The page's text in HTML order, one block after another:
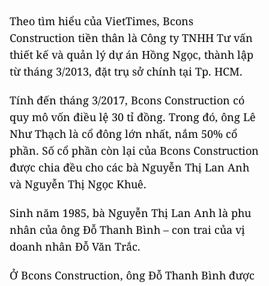
Theo tìm hiểu của VietTimes, Bcons
Construction tiền thân là Công ty TNHH Tư vấn
thiết kế và quản lý dự án Hồng Ngọc, thành lập
từ tháng 3/2013, đặt trụ sở chính tại Tp. HCM.
Tính đến tháng 3/2017, Bcons Construction có
quy mô vốn điều lệ 30 tỉ đồng. Trong đó, ông Lê
Như Thạch là cổ đông lớn nhất, nắm 50% cổ
phần. Số cổ phần còn lại của Bcons Construction
được chia đều cho các bà Nguyễn Thị Lan Anh
và Nguyễn Thị Ngọc Khuê.
Sinh năm 1985, bà Nguyễn Thị Lan Anh là phu
nhân của ông Đỗ Thanh Bình – con trai của vị
doanh nhân Đỗ Văn Trắc.
Ở Bcons Construction, ông Đỗ Thanh Bình được